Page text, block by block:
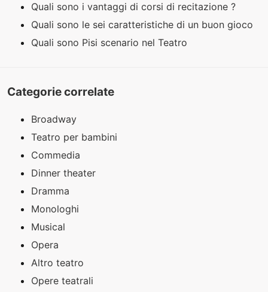
Quali sono i vantaggi di corsi di recitazione ?
Quali sono le sei caratteristiche di un buon gioco
Quali sono Pisi scenario nel Teatro
Categorie correlate
Broadway
Teatro per bambini
Commedia
Dinner theater
Dramma
Monologhi
Musical
Opera
Altro teatro
Opere teatrali